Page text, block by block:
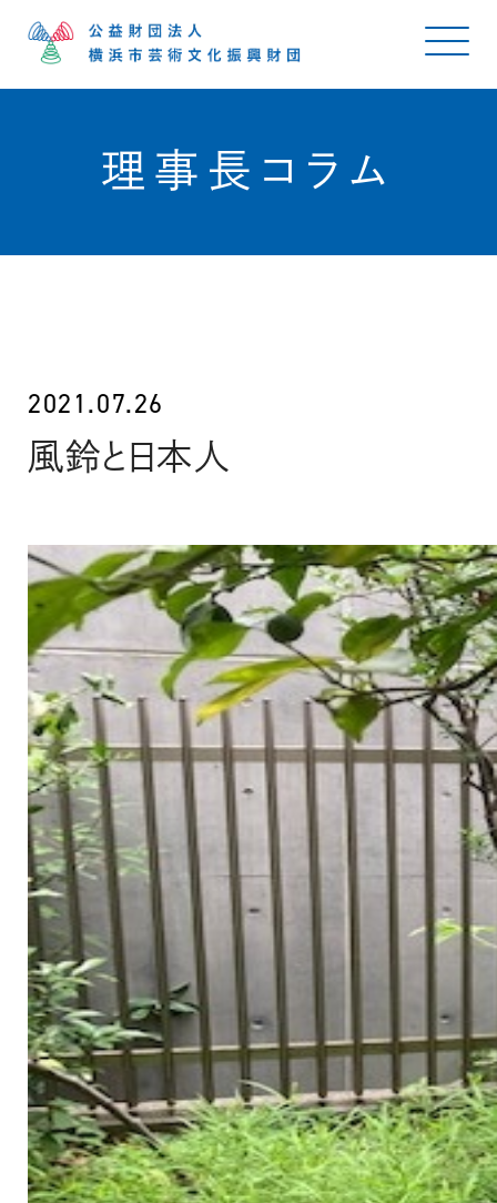
理事長コラム
2021.07.26
風鈴と日本人